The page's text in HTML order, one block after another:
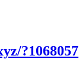
?1068057